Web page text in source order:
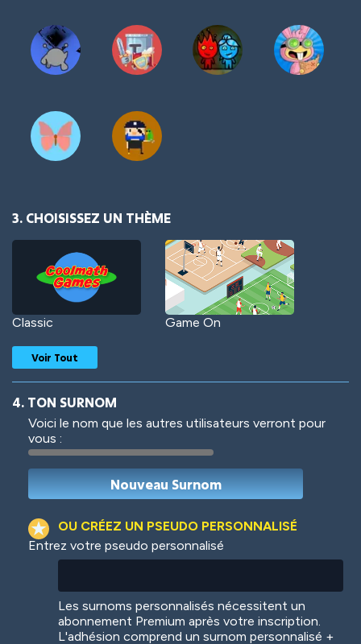
3. CHOISISSEZ UN THÈME
Classic Game On
Woof
Colorful
Voir Tout
4. TON SURNOM
Voici le nom que les autres utilisateurs verront pour
vous :
OU CRÉEZ UN PSEUDO PERSONNALISÉ
Entrez votre pseudo personnalisé
Les surnoms personnalisés nécessitent un
abonnement Premium après votre inscription.
L'adhésion comprend un surnom personnalisé +